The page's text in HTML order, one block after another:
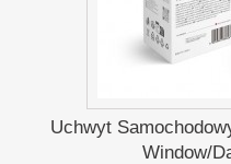
Uchwyt
Window/